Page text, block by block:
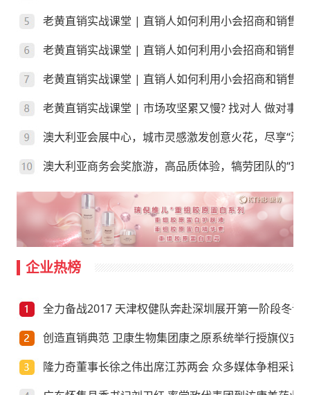
老黄直销实战课堂 | 直销人如何利用小会招商和销售
老黄直销实战课堂 | 直销人如何利用小会招商和销售
老黄直销实战课堂 | 直销人如何利用小会招商和销售
老黄直销实战课堂 | 市场攻坚累又慢? 找对人 做对事
澳大利亚会展中心，城市灵感激发创意火花，尽享“澳”
澳大利亚商务会奖旅游，高品质体验，犒劳团队的“玩”
企业热榜
全力备战2017 天津权健队奔赴深圳展开第一阶段冬训
创造直销典范 卫康生物集团康之原系统举行授旗仪式
隆力奇董事长徐之伟出席江苏两会 众多媒体争相采访